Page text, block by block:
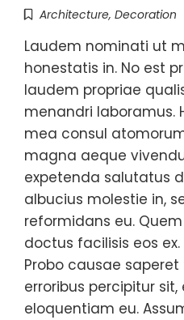
Architecture, Decoration
Laudem nominati ut
honestatis in. No est
laudem propriae
menandri laboramus.
mea consul
magna aeque
expetenda salutatus
albucius molestie in,
reformidans eu.
doctus facilisis eos ex.
Probo causae saperet
erroribus percipitur
eloquentiam eu.